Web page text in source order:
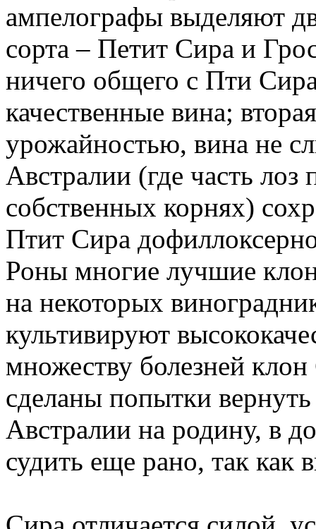
ампелографы выделяют
сорта – Петит Сира и
ничего общего с Пти
качественные вина;
урожайностью, вина не
Австралии (где часть лоз
собственных корнях)
Птит Сира
Роны многие лучшие
на некоторых
культивируют
множеству болезней
сделаны попытки
Австралии на родину, в
судить еще рано, так